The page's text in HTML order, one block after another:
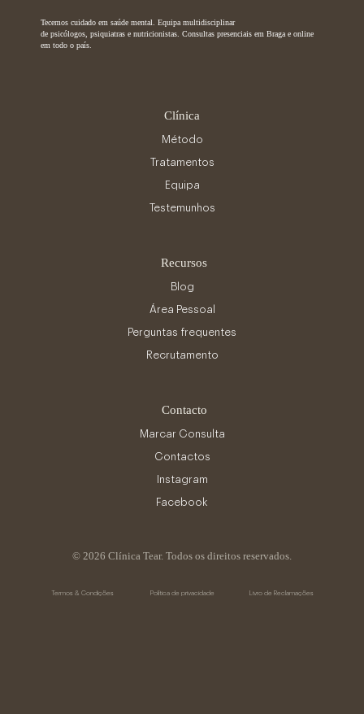
Tecemos cuidado em saúde mental. Equipa multidisciplinar
de psicólogos, psiquiatras e nutricionistas. Consultas presenciais em Braga e online
em todo o país.
Clínica
Método
Tratamentos
Equipa
Testemunhos
Recursos
Blog
Área Pessoal
Perguntas frequentes
Recrutamento
Contacto
Marcar Consulta
Contactos
Instagram
Facebook
© 2026 Clínica Tear. Todos os direitos reservados.
Termos & Condições Política de privacidade Livro de Reclamações